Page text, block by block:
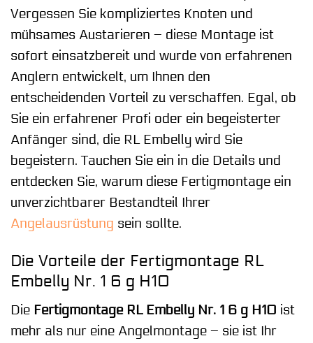
Vergessen Sie kompliziertes Knoten und
mühsames Austarieren – diese Montage ist
sofort einsatzbereit und wurde von erfahrenen
Anglern entwickelt, um Ihnen den
entscheidenden Vorteil zu verschaffen. Egal, ob
Sie ein erfahrener Profi oder ein begeisterter
Anfänger sind, die RL Embelly wird Sie
begeistern. Tauchen Sie ein in die Details und
entdecken Sie, warum diese Fertigmontage ein
unverzichtbarer Bestandteil Ihrer
Angelausrüstung sein sollte.
Die Vorteile der Fertigmontage RL
Embelly Nr. 1 6 g H10
Die Fertigmontage RL Embelly Nr. 1 6 g H10 ist
mehr als nur eine Angelmontage – sie ist Ihr